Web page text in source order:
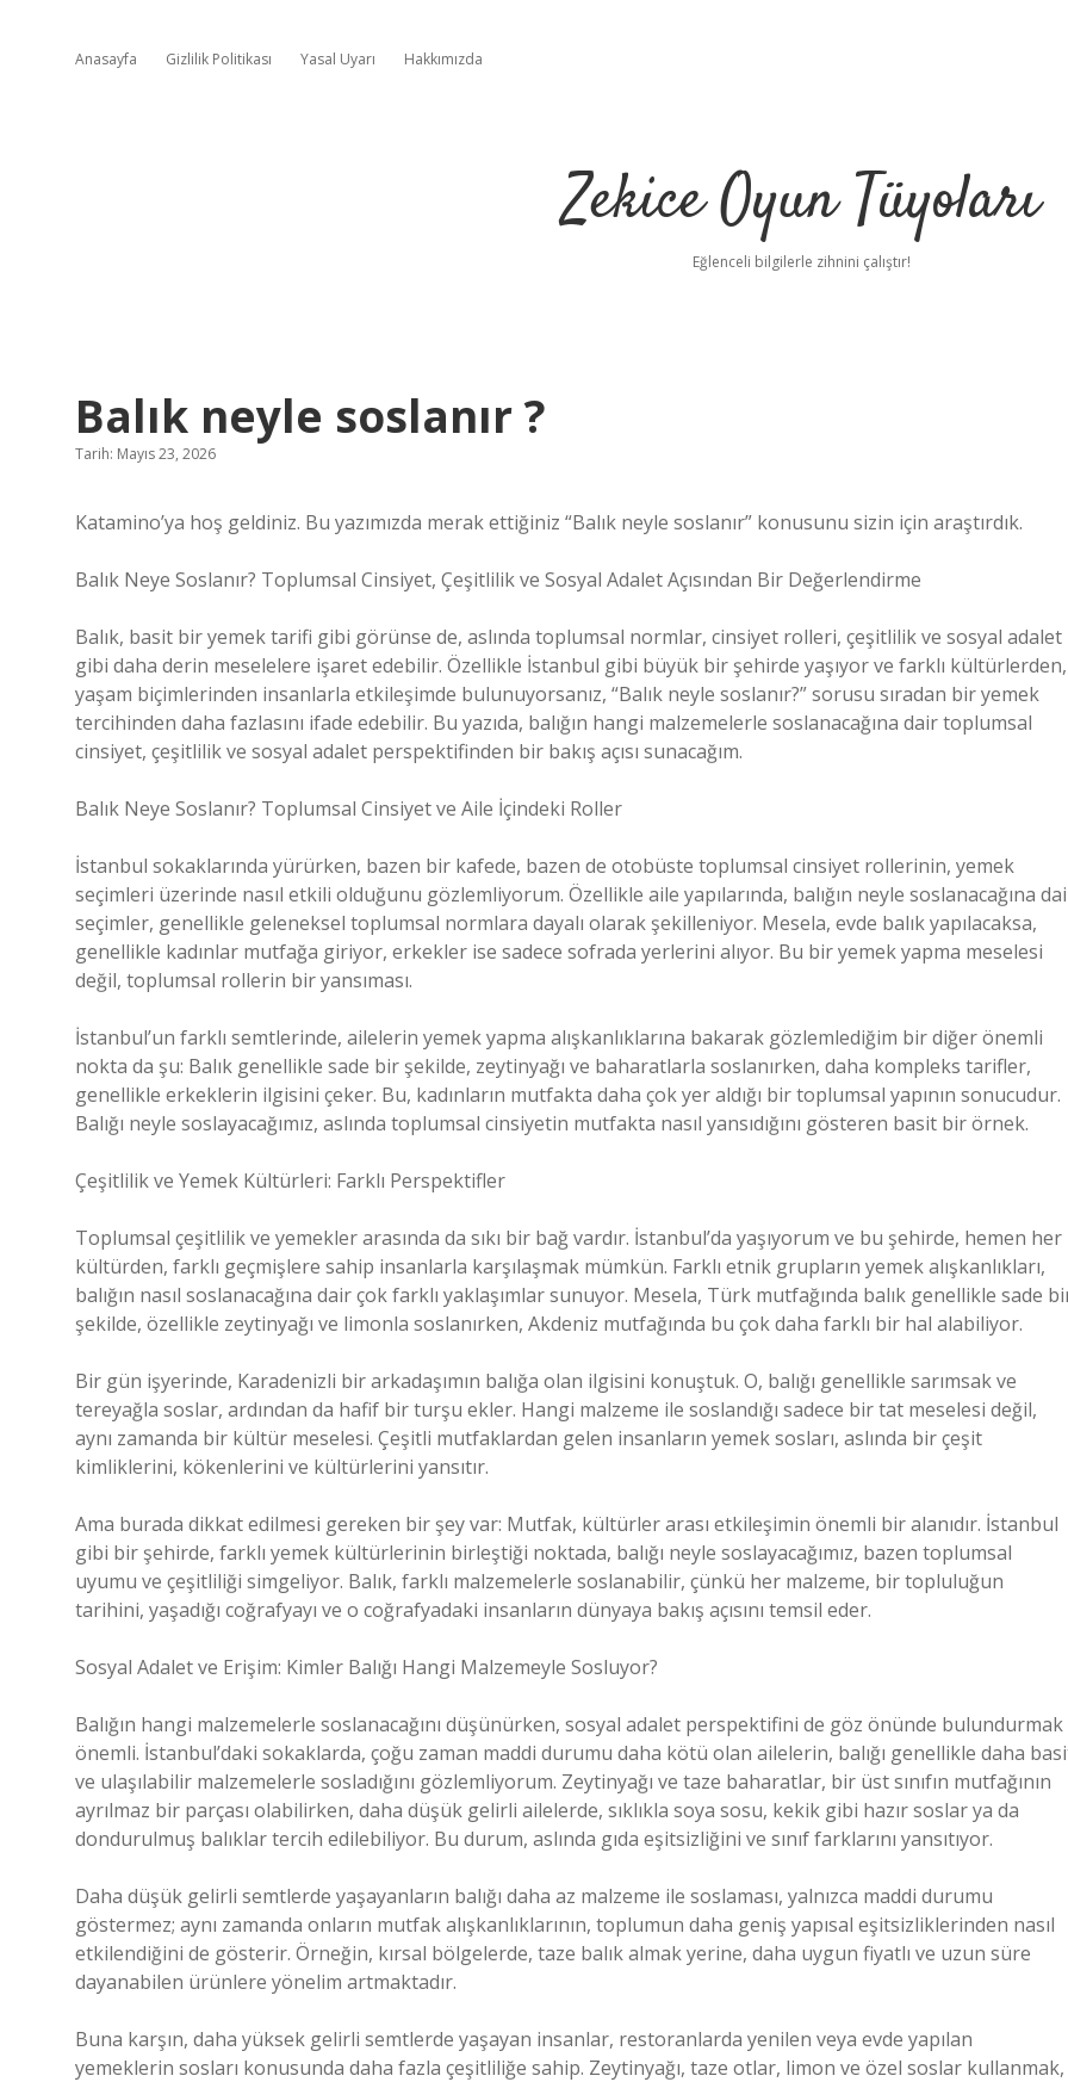
Anasayfa Gizlilik Politikası Yasal Uyarı Hakkımızda
Zekice Oyun Tüyoları
Eğlenceli bilgilerle zihnini çalıştır!
Balık neyle soslanır ?
Tarih: Mayıs 23, 2026
Katamino’ya hoş geldiniz. Bu yazımızda merak ettiğiniz “Balık neyle soslanır” konusunu sizin için araştırdık.
Balık Neye Soslanır? Toplumsal Cinsiyet, Çeşitlilik ve Sosyal Adalet Açısından Bir Değerlendirme
Balık, basit bir yemek tarifi gibi görünse de, aslında toplumsal normlar, cinsiyet rolleri, çeşitlilik ve sosyal adalet
gibi daha derin meselelere işaret edebilir. Özellikle İstanbul gibi büyük bir şehirde yaşıyor ve farklı kültürlerden,
yaşam biçimlerinden insanlarla etkileşimde bulunuyorsanız, “Balık neyle soslanır?” sorusu sıradan bir yemek
tercihinden daha fazlasını ifade edebilir. Bu yazıda, balığın hangi malzemelerle soslanacağına dair toplumsal
cinsiyet, çeşitlilik ve sosyal adalet perspektifinden bir bakış açısı sunacağım.
Balık Neye Soslanır? Toplumsal Cinsiyet ve Aile İçindeki Roller
İstanbul sokaklarında yürürken, bazen bir kafede, bazen de otobüste toplumsal cinsiyet rollerinin, yemek
seçimleri üzerinde nasıl etkili olduğunu gözlemliyorum. Özellikle aile yapılarında, balığın neyle soslanacağına
seçimler, genellikle geleneksel toplumsal normlara dayalı olarak şekilleniyor. Mesela, evde balık yapılacaksa,
genellikle kadınlar mutfağa giriyor, erkekler ise sadece sofrada yerlerini alıyor. Bu bir yemek yapma meselesi
değil, toplumsal rollerin bir yansıması.
İstanbul’un farklı semtlerinde, ailelerin yemek yapma alışkanlıklarına bakarak gözlemlediğim bir diğer önemli
nokta da şu: Balık genellikle sade bir şekilde, zeytinyağı ve baharatlarla soslanırken, daha kompleks tarifler,
genellikle erkeklerin ilgisini çeker. Bu, kadınların mutfakta daha çok yer aldığı bir toplumsal yapının sonucudur.
Balığı neyle soslayacağımız, aslında toplumsal cinsiyetin mutfakta nasıl yansıdığını gösteren basit bir örnek.
Çeşitlilik ve Yemek Kültürleri: Farklı Perspektifler
Toplumsal çeşitlilik ve yemekler arasında da sıkı bir bağ vardır. İstanbul’da yaşıyorum ve bu şehirde, hemen her
kültürden, farklı geçmişlere sahip insanlarla karşılaşmak mümkün. Farklı etnik grupların yemek alışkanlıkları,
balığın nasıl soslanacağına dair çok farklı yaklaşımlar sunuyor. Mesela, Türk mutfağında balık genellikle sade
şekilde, özellikle zeytinyağı ve limonla soslanırken, Akdeniz mutfağında bu çok daha farklı bir hal alabiliyor.
Bir gün işyerinde, Karadenizli bir arkadaşımın balığa olan ilgisini konuştuk. O, balığı genellikle sarımsak ve
tereyağla soslar, ardından da hafif bir turşu ekler. Hangi malzeme ile soslandığı sadece bir tat meselesi değil,
aynı zamanda bir kültür meselesi. Çeşitli mutfaklardan gelen insanların yemek sosları, aslında bir çeşit
kimliklerini, kökenlerini ve kültürlerini yansıtır.
Ama burada dikkat edilmesi gereken bir şey var: Mutfak, kültürler arası etkileşimin önemli bir alanıdır. İstanbul
gibi bir şehirde, farklı yemek kültürlerinin birleştiği noktada, balığı neyle soslayacağımız, bazen toplumsal
uyumu ve çeşitliliği simgeliyor. Balık, farklı malzemelerle soslanabilir, çünkü her malzeme, bir topluluğun
tarihini, yaşadığı coğrafyayı ve o coğrafyadaki insanların dünyaya bakış açısını temsil eder.
Sosyal Adalet ve Erişim: Kimler Balığı Hangi Malzemeyle Sosluyor?
Balığın hangi malzemelerle soslanacağını düşünürken, sosyal adalet perspektifini de göz önünde bulundurmak
önemli. İstanbul’daki sokaklarda, çoğu zaman maddi durumu daha kötü olan ailelerin, balığı genellikle daha
ve ulaşılabilir malzemelerle sosladığını gözlemliyorum. Zeytinyağı ve taze baharatlar, bir üst sınıfın mutfağının
ayrılmaz bir parçası olabilirken, daha düşük gelirli ailelerde, sıklıkla soya sosu, kekik gibi hazır soslar ya da
dondurulmuş balıklar tercih edilebiliyor. Bu durum, aslında gıda eşitsizliğini ve sınıf farklarını yansıtıyor.
Daha düşük gelirli semtlerde yaşayanların balığı daha az malzeme ile soslaması, yalnızca maddi durumu
göstermez; aynı zamanda onların mutfak alışkanlıklarının, toplumun daha geniş yapısal eşitsizliklerinden nasıl
etkilendiğini de gösterir. Örneğin, kırsal bölgelerde, taze balık almak yerine, daha uygun fiyatlı ve uzun süre
dayanabilen ürünlere yönelim artmaktadır.
Buna karşın, daha yüksek gelirli semtlerde yaşayan insanlar, restoranlarda yenilen veya evde yapılan
yemeklerin sosları konusunda daha fazla çeşitliliğe sahip. Zeytinyağı, taze otlar, limon ve özel soslar kullanmak,